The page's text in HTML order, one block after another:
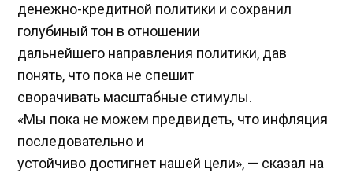
денежно-кредитной политики и сохранил
голубиный тон в отношении
дальнейшего направления политики, дав
понять, что пока не спешит
сворачивать масштабные стимулы.
«Мы пока не можем предвидеть, что инфляция
последовательно и
устойчиво достигнет нашей цели», — сказал на